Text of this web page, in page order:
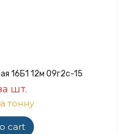
16Б1 12м 09г2с-15
шт.
тонну
cart